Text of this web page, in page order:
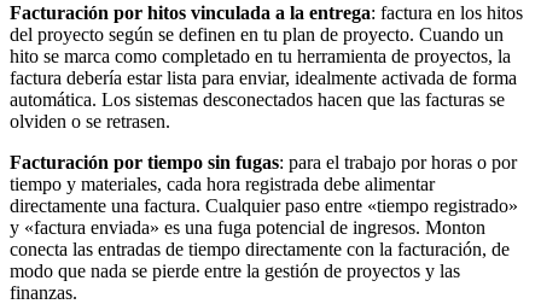
Facturación por hitos vinculada a la entrega: factura en los hitos
del proyecto según se definen en tu plan de proyecto. Cuando un
hito se marca como completado en tu herramienta de proyectos, la
factura debería estar lista para enviar, idealmente activada de forma
automática. Los sistemas desconectados hacen que las facturas se
olviden o se retrasen.
Facturación por tiempo sin fugas: para el trabajo por horas o por
tiempo y materiales, cada hora registrada debe alimentar
directamente una factura. Cualquier paso entre «tiempo registrado»
y «factura enviada» es una fuga potencial de ingresos. Monton
conecta las entradas de tiempo directamente con la facturación, de
modo que nada se pierde entre la gestión de proyectos y las
finanzas.